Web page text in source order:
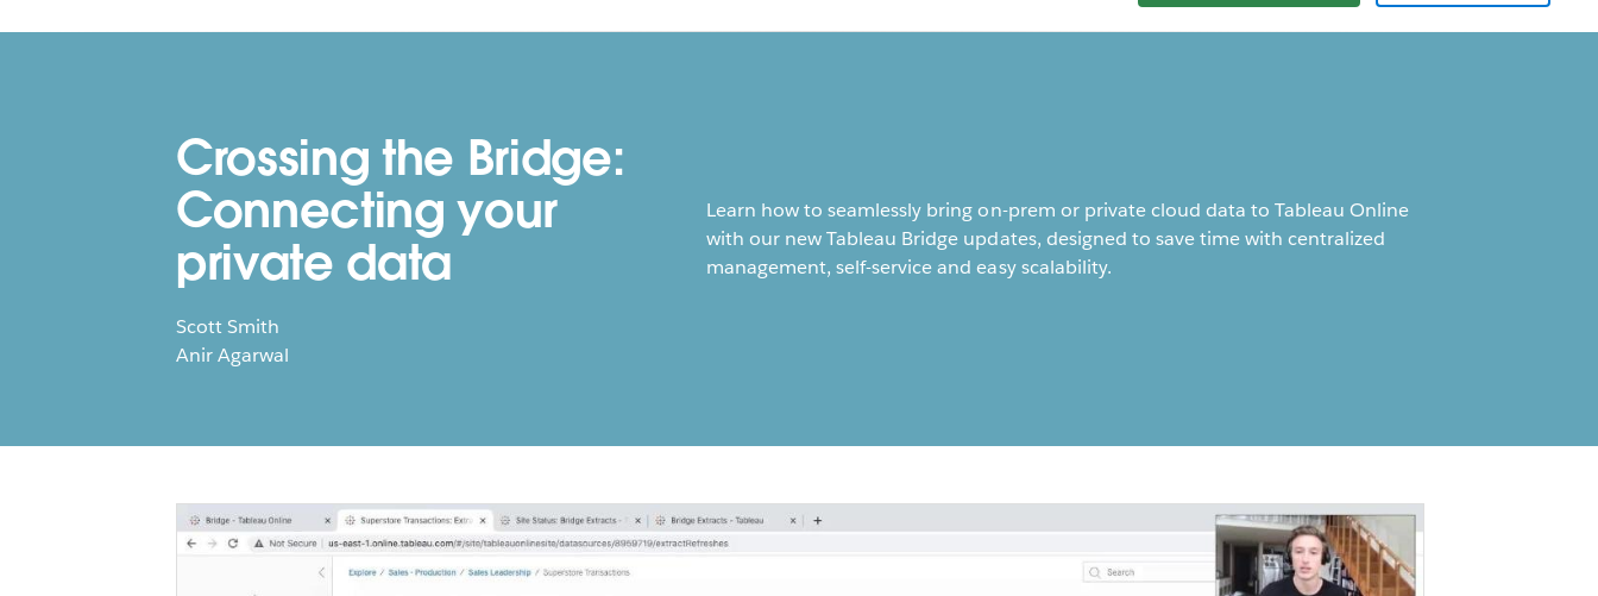
Crossing the Bridge:
Connecting your
private data
Scott Smith
Anir Agarwal
Learn how to seamlessly bring on-prem or private cloud data to Tableau Online
with our new Tableau Bridge updates, designed to save time with centralized
management, self-service and easy scalability.